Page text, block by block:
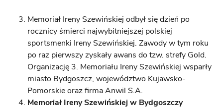
Memoriał Ireny Szewińskiej odbył się dzień po
rocznicy śmierci najwybitniejszej polskiej
sportsmenki Ireny Szewińskiej. Zawody w tym roku
po raz pierwszy zyskały awans do tzw. strefy Gold.
Organizację 3. Memoriału Ireny Szewińskiej wsparły
miasto Bydgoszcz, województwo Kujawsko-
Pomorskie oraz firma Anwil S.A.
Memoriał Ireny Szewińskiej w Bydgoszczy